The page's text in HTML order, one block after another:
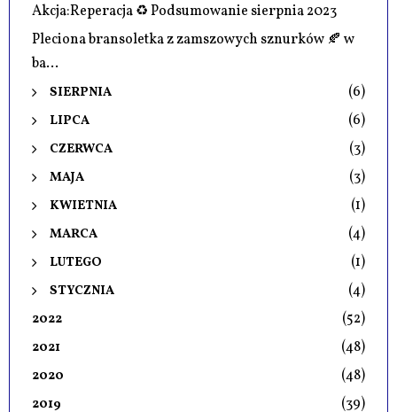
Akcja:Reperacja ♻️ Podsumowanie sierpnia 2023
Pleciona bransoletka z zamszowych sznurków 🍂 w
ba...
SIERPNIA (6)
LIPCA (6)
CZERWCA (3)
MAJA (3)
KWIETNIA (1)
MARCA (4)
LUTEGO (1)
STYCZNIA (4)
2022 (52)
2021 (48)
2020 (48)
2019 (39)